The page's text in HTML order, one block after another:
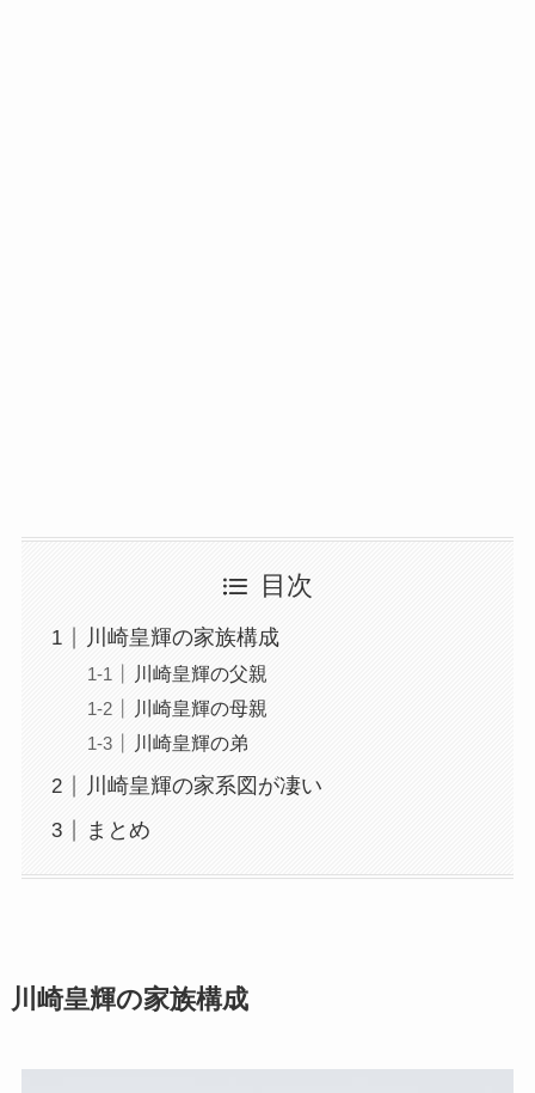
目次
川崎皇輝の家族構成
川崎皇輝の父親
川崎皇輝の母親
川崎皇輝の弟
川崎皇輝の家系図が凄い
まとめ
川崎皇輝の家族構成